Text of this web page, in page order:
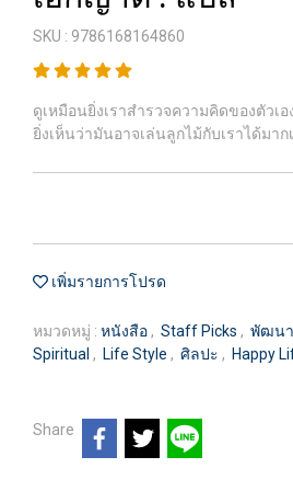
SKU : 9786168164860
ดูเหมือนยิ่งเราสำรวจความคิดของตัวเอ
ยิ่งเห็นว่ามันอาจเล่นลูกไม้กับเราได้มาก
เพิ่มรายการโปรด
หมวดหมู่ : หนังสือ , Staff Picks , พัฒนา
Spiritual , Life Style , ศิลปะ , Happy
Share